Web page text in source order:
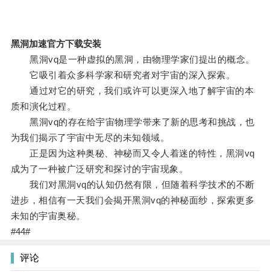
黑洞加速官方下载安装
黑洞vq是一种虚拟的黑洞，由物理学家们提出的概念。
它吸引着众多科学家和研究者对宇宙的深入探索。
通过对它的研究，我们或许可以更深入地了解宇宙的本
质和演化过程。
黑洞vq的存在给宇宙物理学带来了新的思考和挑战，也
为我们揭示了宇宙中无尽的未知领域。
正是因为这种奥秘、神秘而又令人着迷的特性，黑洞vq
成为了一种被广泛研究和探讨的宇宙现象。
我们对黑洞vq的认知仍然有限，但随着科学技术的不断
进步，相信有一天我们会揭开黑洞vq的神秘面纱，探索更多
未知的宇宙奥秘。
#44#
评论